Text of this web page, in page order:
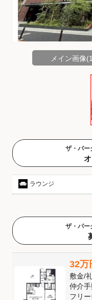
メイン画像
ザ・パー
ラウンジ
ザ・パー
32万
敷金/
仲介
フリ